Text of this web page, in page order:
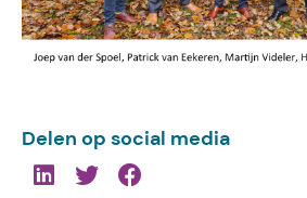
Delen op social media